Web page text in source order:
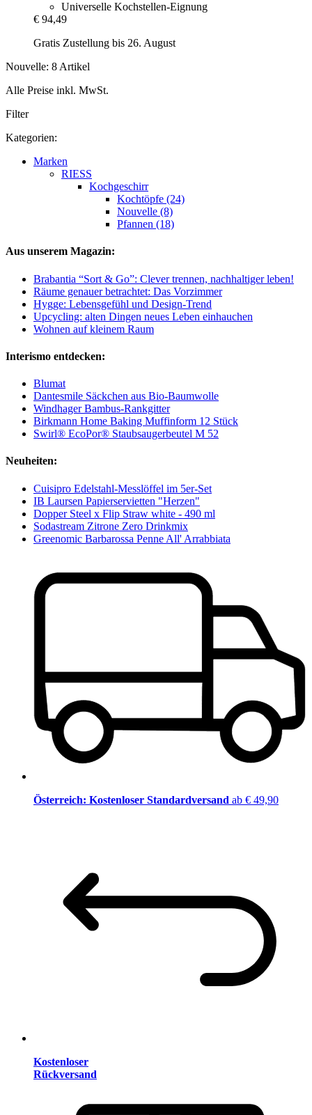
Universelle Kochstellen-Eignung
€ 94,49
Gratis Zustellung bis 26. August
Nouvelle: 8 Artikel
Alle Preise inkl. MwSt.
Filter
Kategorien:
Marken
RIESS
Kochgeschirr
Kochtöpfe (24)
Nouvelle (8)
Pfannen (18)
Aus unserem Magazin:
Brabantia “Sort & Go”: Clever trennen, nachhaltiger leben!
Räume genauer betrachtet: Das Vorzimmer
Hygge: Lebensgefühl und Design-Trend
Upcycling: alten Dingen neues Leben einhauchen
Wohnen auf kleinem Raum
Interismo entdecken:
Blumat
Dantesmile Säckchen aus Bio-Baumwolle
Windhager Bambus-Rankgitter
Birkmann Home Baking Muffinform 12 Stück
Swirl® EcoPor® Staubsaugerbeutel M 52
Neuheiten:
Cuisipro Edelstahl-Messlöffel im 5er-Set
IB Laursen Papierservietten "Herzen"
Dopper Steel x Flip Straw white - 490 ml
Sodastream Zitrone Zero Drinkmix
Greenomic Barbarossa Penne All' Arrabbiata
Österreich: Kostenloser Standardversand ab € 49,90
Kostenloser
Rückversand